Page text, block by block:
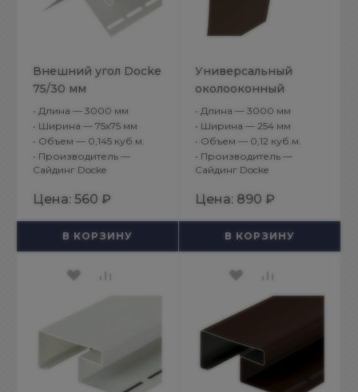
Внешний угол Docke
75/30 мм
универсальный
Белый
• Длина — 3000 мм
• Ширина — 75х75 мм
• Объем — 0,145 куб.м.
• Производитель —
Сайдинг Docke
Цена: 560 ₽
В КОРЗИНУ
Универсальный
околооконный
профиль Docke
89/254 мм, 3 м,
Шоколад
• Длина — 3000 мм
• Ширина — 254 мм
• Объем — 0,12 куб.м.
• Производитель —
Сайдинг Docke
Цена: 890 ₽
В КОРЗИНУ